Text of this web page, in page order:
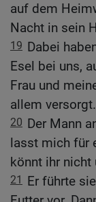
auf dem
Nacht in sein
19 Dabei
Esel bei uns,
Frau und
allem
20 Der Mann
lasst mich für
könnt ihr nicht
21
Er führte